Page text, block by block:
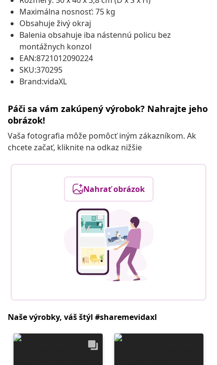
Maximálna nosnosť: 75 kg
Obsahuje živý okraj
Balenia obsahuje iba nástennú policu bez
montážnych konzol
EAN:8721012090224
SKU:370295
Brand:vidaXL
Páči sa vám zakúpený výrobok? Nahrajte jeho
obrázok!
Vaša fotografia môže pomôcť iným zákazníkom. Ak
chcete začať, kliknite na odkaz nižšie
Nahrať obrázok
Naše výrobky, váš štýl #sharemevidaxl